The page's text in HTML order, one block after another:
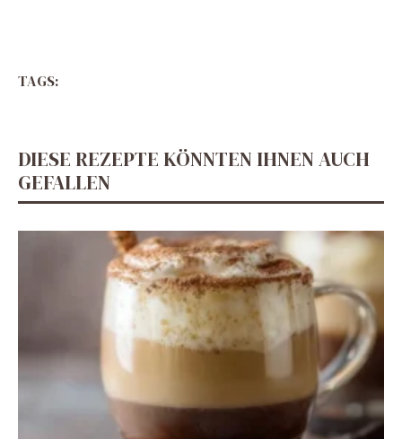
TAGS:
DIESE REZEPTE KÖNNTEN IHNEN AUCH
GEFALLEN